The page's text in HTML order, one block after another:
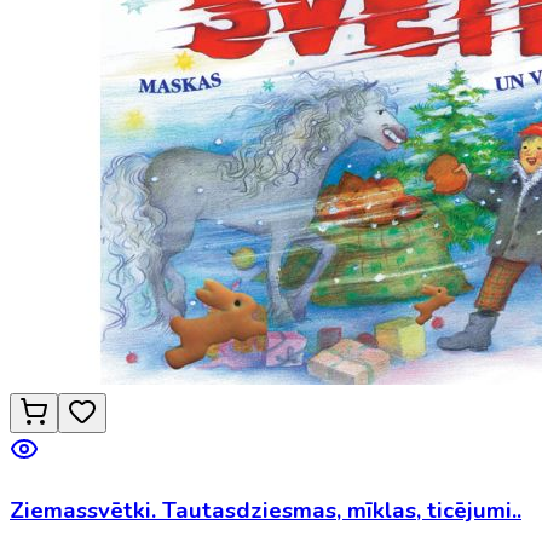
Ziemassvētki. Tautasdziesmas, mīklas, ticējumi..